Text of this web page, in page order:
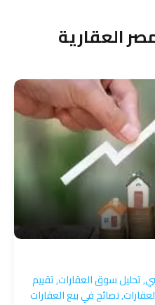
العقارية
,تحليل سوق العقارات,تقييم
,نصائح في بيع العقارات